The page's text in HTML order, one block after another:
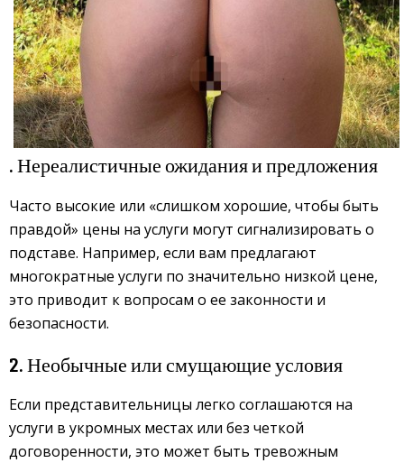
. Нереалистичные ожидания и предложения
Часто высокие или «слишком хорошие, чтобы быть
правдой» цены на услуги могут сигнализировать о
подставе. Например, если вам предлагают
многократные услуги по значительно низкой цене,
это приводит к вопросам о ее законности и
безопасности.
2. Необычные или смущающие условия
Если представительницы легко соглашаются на
услуги в укромных местах или без четкой
договоренности, это может быть тревожным